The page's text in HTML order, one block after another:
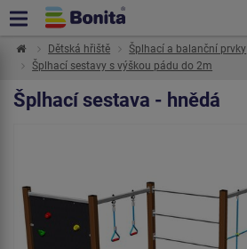
Dětská hřiště
Šplhací a balanční prvky
Šplhací sestavy s výškou pádu do 2m
Šplhací sestava - hnědá